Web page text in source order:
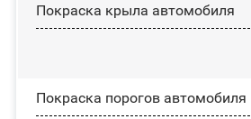
Покраска крыла автомобиля
Покраска порогов автомобиля